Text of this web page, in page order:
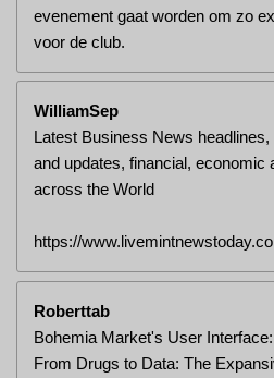
evenement gaat worden om zo
voor de club.
WilliamSep
Latest Business News
and updates, financial, economic
across the World
https://
Roberttab
Bohemia Market's User
From Drugs to Data: The